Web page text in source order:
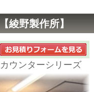
綾野製作所】
ウンターシリーズ